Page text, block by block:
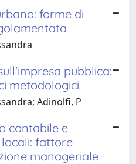
forme di
pubblica:
metodologici
Adinolfi, P
contabile e
fattore
manageriale